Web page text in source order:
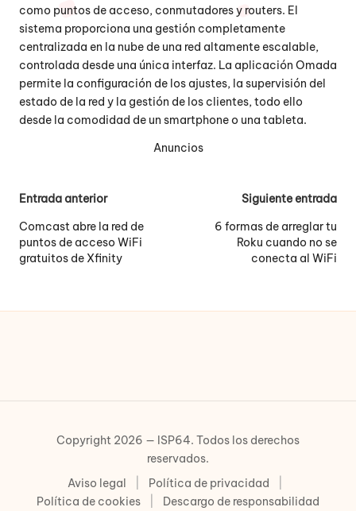
como puntos de acceso, conmutadores y routers. El
sistema proporciona una gestión completamente
centralizada en la nube de una red altamente escalable,
controlada desde una única interfaz. La aplicación Omada
permite la configuración de los ajustes, la supervisión del
estado de la red y la gestión de los clientes, todo ello
desde la comodidad de un smartphone o una tableta.
Anuncios
Navegación
de
entradas
Entrada anterior
Comcast abre la red de
puntos de acceso WiFi
gratuitos de Xfinity
Siguiente entrada
6 formas de arreglar tu
Roku cuando no se
conecta al WiFi
Copyright 2026 — ISP64. Todos los derechos
reservados.
Aviso legal
Política de privacidad
Política de cookies
Descargo de responsabilidad